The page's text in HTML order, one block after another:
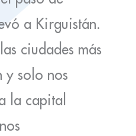
a Kirguistán.
ciudades más
y solo nos
la capital